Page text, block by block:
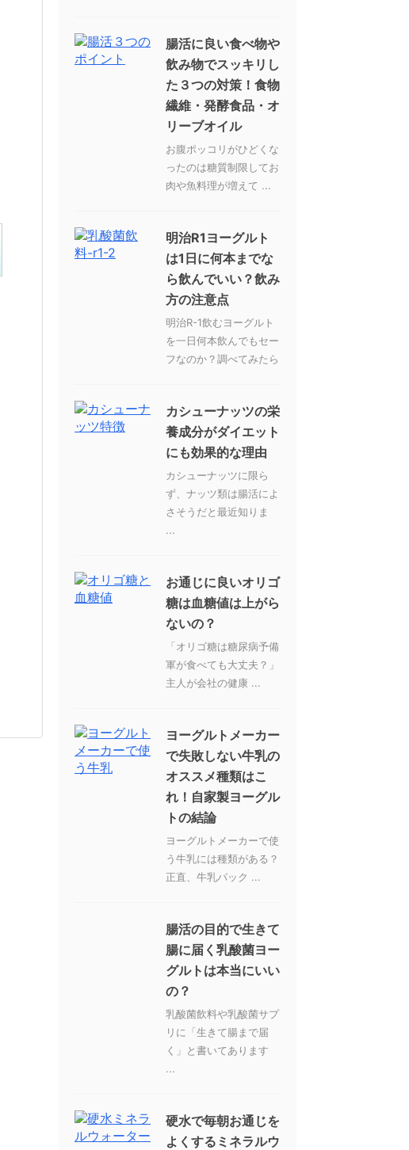
腸活に良い食べ物や
飲み物でスッキリし
た３つの対策！食物
繊維・発酵食品・オ
リーブオイル
お腹ポッコリがひどくな
ったのは糖質制限してお
肉や魚料理が増えて ...
明治R1ヨーグルト
は1日に何本までな
ら飲んでいい？飲み
方の注意点
明治R-1飲むヨーグルト
を一日何本飲んでもセー
フなのか？調べてみたら
カシューナッツの栄
養成分がダイエット
にも効果的な理由
カシューナッツに限ら
ず、ナッツ類は腸活によ
さそうだと最近知りま
...
お通じに良いオリゴ
糖は血糖値は上がら
ないの？
「オリゴ糖は糖尿病予備
軍が食べても大丈夫？」
主人が会社の健康 ...
ヨーグルトメーカー
で失敗しない牛乳の
オススメ種類はこ
れ！自家製ヨーグル
トの結論
ヨーグルトメーカーで使
う牛乳には種類がある？
正直、牛乳パック ...
腸活の目的で生きて
腸に届く乳酸菌ヨー
グルトは本当にいい
の？
乳酸菌飲料や乳酸菌サプ
リに「生きて腸まで届
く」と書いてあります
...
硬水で毎朝お通じを
よくするミネラルウ